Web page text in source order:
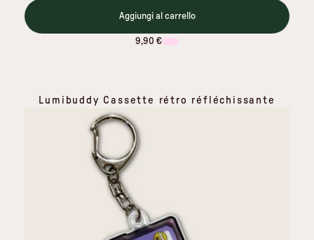
Aggiungi al carrello
9,90 €
Lumibuddy Cassette rétro réfléchissante